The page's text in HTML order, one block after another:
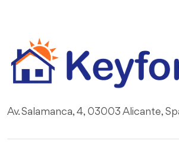
Av. Salamanca, 4, 03003 Alicante,